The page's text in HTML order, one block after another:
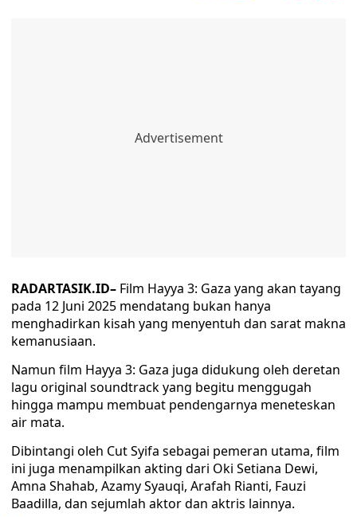
RADARTASIK.ID– Film Hayya 3: Gaza yang akan tayang
pada 12 Juni 2025 mendatang bukan hanya
menghadirkan kisah yang menyentuh dan sarat makna
kemanusiaan.
Namun film Hayya 3: Gaza juga didukung oleh deretan
lagu original soundtrack yang begitu menggugah
hingga mampu membuat pendengarnya meneteskan
air mata.
Dibintangi oleh Cut Syifa sebagai pemeran utama, film
ini juga menampilkan akting dari Oki Setiana Dewi,
Amna Shahab, Azamy Syauqi, Arafah Rianti, Fauzi
Baadilla, dan sejumlah aktor dan aktris lainnya.